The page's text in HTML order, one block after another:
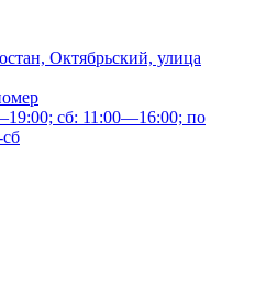
Октябрьский, улица
сб: 11:00—16:00; по